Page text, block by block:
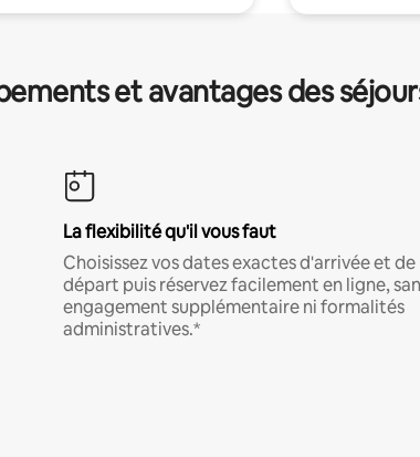
et avantages des
La flexibilité qu'il vous faut
Choisissez vos dates exactes d'arrivée et de
départ puis réservez facilement en ligne,
engagement supplémentaire ni formalités
administratives.*